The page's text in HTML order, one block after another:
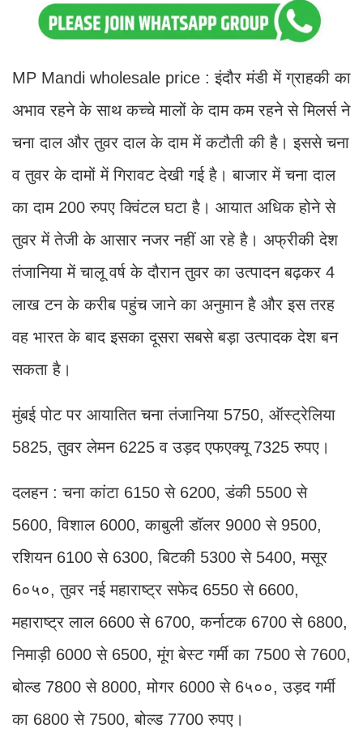
MP Mandi wholesale price : इंदौर मंडी में ग्राहकी का
अभाव रहने के साथ कच्चे मालों के दाम कम रहने से मिलर्स ने
चना दाल और तुवर दाल के दाम में कटौती की है। इससे चना
व तुवर के दामों में गिरावट देखी गई है। बाजार में चना दाल
का दाम 200 रुपए क्विंटल घटा है। आयात अधिक होने से
तुवर में तेजी के आसार नजर नहीं आ रहे है। अफ्रीकी देश
तंजानिया में चालू वर्ष के दौरान तुवर का उत्पादन बढ़कर 4
लाख टन के करीब पहुंच जाने का अनुमान है और इस तरह
वह भारत के बाद इसका दूसरा सबसे बड़ा उत्पादक देश बन
सकता है।
मुंबई पोट पर आयातित चना तंजानिया 5750, ऑस्ट्रेलिया
5825, तुवर लेमन 6225 व उड़द एफएक्यू 7325 रुपए।
दलहन : चना कांटा 6150 से 6200, डंकी 5500 से
5600, विशाल 6000, काबुली डॉलर 9000 से 9500,
रशियन 6100 से 6300, बिटकी 5300 से 5400, मसूर
6०५०, तुवर नई महाराष्ट्र सफेद 6550 से 6600,
महाराष्ट्र लाल 6600 से 6700, कर्नाटक 6700 से 6800,
निमाड़ी 6000 से 6500, मूंग बेस्ट गर्मी का 7500 से 7600,
बोल्ड 7800 से 8000, मोगर 6000 से 6५००, उड़द गर्मी
का 6800 से 7500, बोल्ड 7700 रुपए।